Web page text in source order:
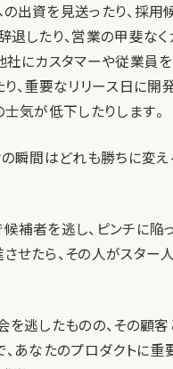
出資を見送ったり、採用
退したり、営業の甲斐なく
社にカスタマーや従業員
り、重要なリリース日に開
士気が低下したりします。
の瞬間はどれも勝ちに変え
補者を逃し、ピンチに陥
せたら、その人がスター
を逃したものの、その顧
、あなたのプロダクトに重